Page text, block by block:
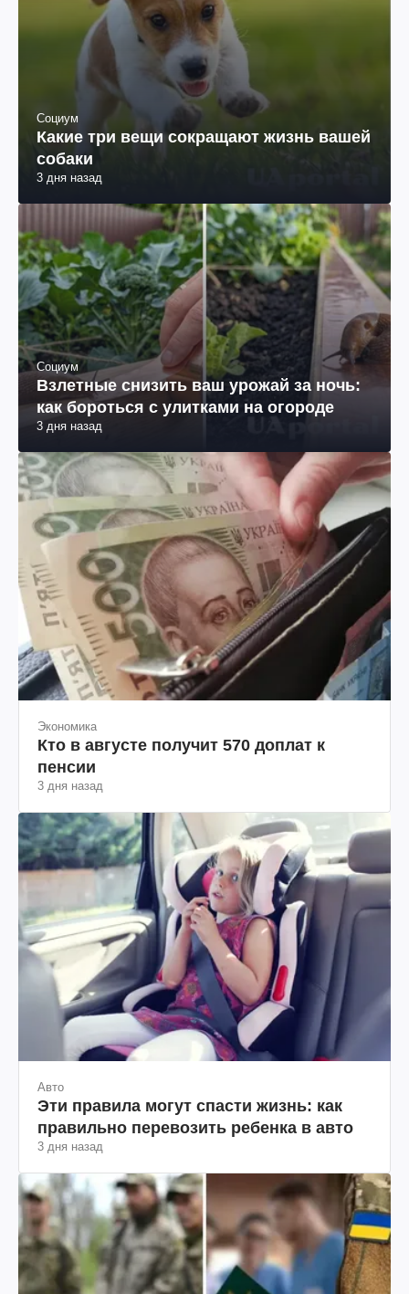
Социум
Какие три вещи сокращают жизнь вашей
собаки
3 дня назад
Социум
Взлетные снизить ваш урожай за ночь:
как бороться с улитками на огороде
3 дня назад
Экономика
Кто в августе получит 570 доплат к
пенсии
3 дня назад
Авто
Эти правила могут спасти жизнь: как
правильно перевозить ребенка в авто
3 дня назад